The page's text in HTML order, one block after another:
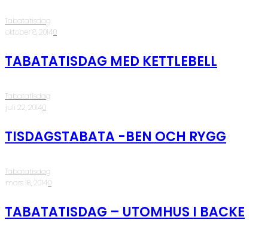
Tabatatisdag
·oktober 8, 2014·0
TABATATISDAG MED KETTLEBELL
Tabatatisdag
·juli 22, 2014·0
TISDAGSTABATA -BEN OCH RYGG
Tabatatisdag
·mars 18, 2014·0
TABATATISDAG – UTOMHUS I BACKE